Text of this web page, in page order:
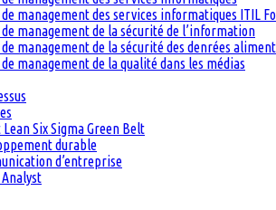
de management des services informatiques ITIL
de management de la sécurité de l’information
de management de la sécurité des denrées
management de la qualité dans les médias
Six Sigma Green Belt
durable
d’entreprise